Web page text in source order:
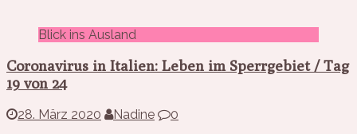
Blick ins Ausland
Coronavirus in Italien: Leben im Sperrgebiet / Tag
19 von 24
28. März 2020 Nadine
0